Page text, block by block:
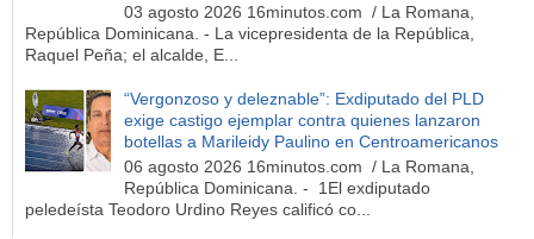
03 agosto 2026 16minutos.com / La Romana,
República Dominicana. - La vicepresidenta de la República,
Raquel Peña; el alcalde, E...
“Vergonzoso y deleznable”: Exdiputado del PLD
exige castigo ejemplar contra quienes lanzaron
botellas a Marileidy Paulino en Centroamericanos
06 agosto 2026 16minutos.com / La Romana,
República Dominicana. - 1El exdiputado
peledeísta Teodoro Urdino Reyes calificó co...